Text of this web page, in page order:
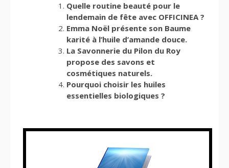
Quelle routine beauté pour le
lendemain de fête avec OFFICINEA ?
Emma Noël présente son Baume
karité à l’huile d’amande douce.
La Savonnerie du Pilon du Roy
propose des savons et
cosmétiques naturels.
Pourquoi choisir les huiles
essentielles biologiques ?